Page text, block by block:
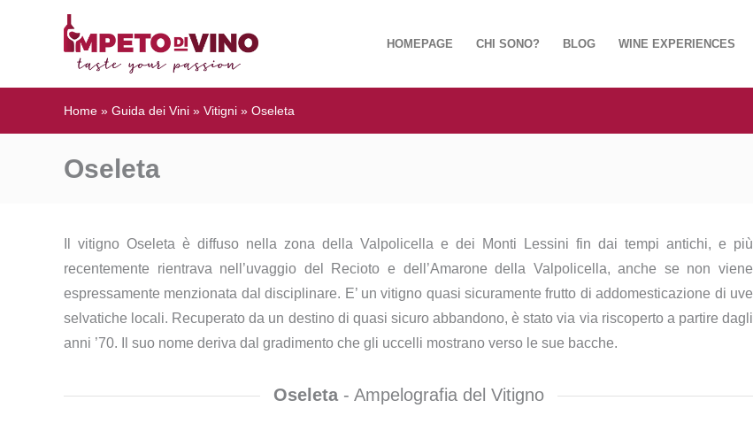
HOMEPAGE CHI SONO? BLOG WINE EXPERIENCES
Home » Guida dei Vini » Vitigni » Oseleta
Oseleta
Il vitigno Oseleta è diffuso nella zona della Valpolicella e dei Monti Lessini fin dai tempi antichi, e più
recentemente rientrava nell’uvaggio del Recioto e dell’Amarone della Valpolicella, anche se non viene
espressamente menzionata dal disciplinare. E’ un vitigno quasi sicuramente frutto di addomesticazione di uve
selvatiche locali. Recuperato da un destino di quasi sicuro abbandono, è stato via via riscoperto a partire dagli
anni ’70. Il suo nome deriva dal gradimento che gli uccelli mostrano verso le sue bacche.
Oseleta- Ampelografia del Vitigno